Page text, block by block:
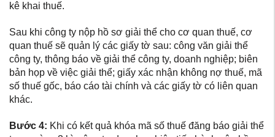
kê khai thuế.
Sau khi công ty nộp hồ sơ giải thể cho cơ quan thuế, cơ
quan thuế sẽ quản lý các giấy tờ sau: công văn giải thể
công ty, thông báo về giải thể công ty, doanh nghiệp; biên
bản họp về việc giải thể; giấy xác nhận không nợ thuế, mã
số thuế gốc, báo cáo tài chính và các giấy tờ có liên quan
khác.
Bước 4: Khi có kết quả khóa mã số thuế đăng báo giải thể